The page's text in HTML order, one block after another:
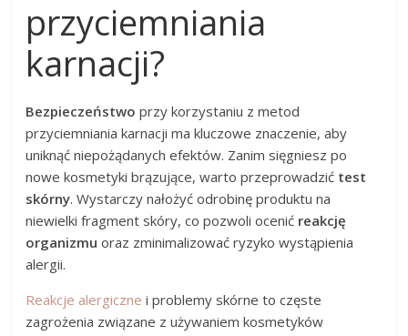
przyciemniania
karnacji?
Bezpieczeństwo przy korzystaniu z metod
przyciemniania karnacji ma kluczowe znaczenie, aby
uniknąć niepożądanych efektów. Zanim sięgniesz po
nowe kosmetyki brązujące, warto przeprowadzić test
skórny. Wystarczy nałożyć odrobinę produktu na
niewielki fragment skóry, co pozwoli ocenić reakcję
organizmu oraz zminimalizować ryzyko wystąpienia
alergii.
Reakcje alergiczne i problemy skórne to częste
zagrożenia związane z używaniem kosmetyków